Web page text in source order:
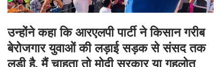
उन्होंने कहा कि आरएलपी पार्टी ने किसान गरीब
बेरोजगार युवाओं की लड़ाई सड़क से संसद तक
लड़ी है, मैं चाहता तो मोदी सरकार या गहलोत